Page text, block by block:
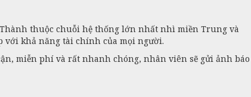
thuộc chuỗi hệ thống lớn nhất nhì miền Trung và
với khả năng tài chính của mọi người.
miễn phí và rất nhanh chóng, nhân viên sẽ gửi ảnh báo